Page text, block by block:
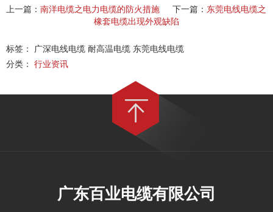
上一篇： 南洋电缆之电力电缆的防火措施 下一篇： 东莞电线电缆之
橡套电缆出现外观缺陷
标签： 广深电线电缆 耐高温电缆 东莞电线电缆
分类： 行业资讯
广东百业电缆有限公司